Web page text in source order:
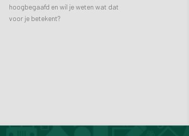
hoogbegaafd en wil je weten wat dat
voor je betekent?